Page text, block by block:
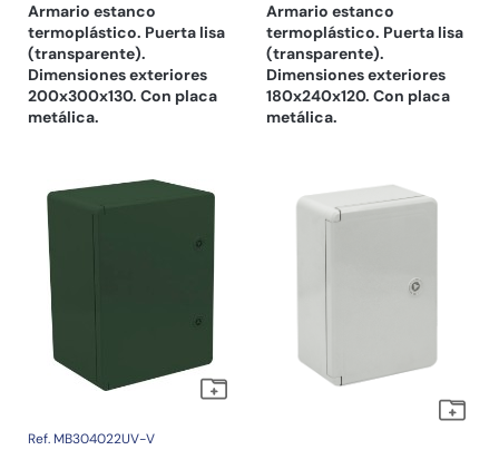
Armario estanco
termoplástico. Puerta lisa
(transparente).
Dimensiones exteriores
200x300x130. Con placa
metálica.
Armario estanco
termoplástico. Puerta lisa
(transparente).
Dimensiones exteriores
180x240x120. Con placa
metálica.
Ref. MB304022UV-V